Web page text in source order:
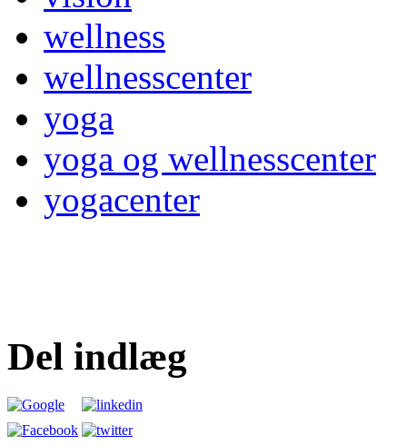
wellness
wellnesscenter
yoga
yoga og wellnesscenter
yogacenter
Del indlæg